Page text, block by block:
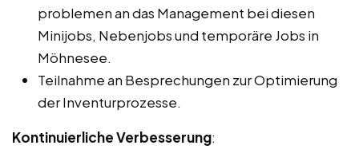
problemen an das Management bei diesen
Minijobs, Nebenjobs und temporäre Jobs in
Möhnesee.
Teilnahme an Besprechungen zur Optimierung
der Inventurprozesse.
Kontinuierliche Verbesserung: